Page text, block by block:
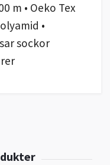
m • Oeko Tex
•
sockor